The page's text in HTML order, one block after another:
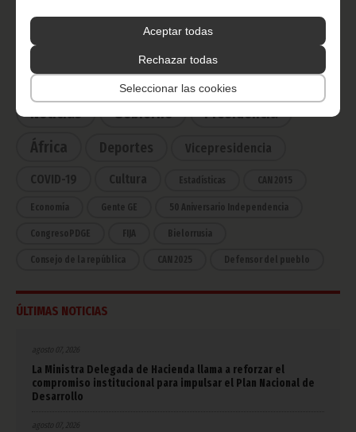
Aceptar todas
Rechazar todas
Seleccionar las cookies
Haz click aquí para escuchar ahora
CATEGORÍAS
Noticias Gobierno
Presidencia
África
Deportes Vicepresidencia
COVID-19 Cultura Estadísticas CAN 2015
Economía Gente GE 50 Aniversario Independencia
CongresoPDGE FIJA Bielorrusia
Consejo de la república CAN 2025 Defensor del pueblo
ÚLTIMAS NOTICIAS
agosto 07, 2026
La Ministra Delegada de Hacienda llama a reforzar el
compromiso institucional para impulsar el Plan Nacional de
Desarrollo
agosto 07, 2026